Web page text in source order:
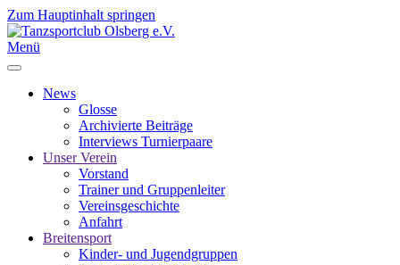
Zum Hauptinhalt springen
Menü
News
Glosse
Archivierte Beiträge
Interviews Turnierpaare
Unser Verein
Vorstand
Trainer und Gruppenleiter
Vereinsgeschichte
Anfahrt
Breitensport
Kinder- und Jugendgruppen